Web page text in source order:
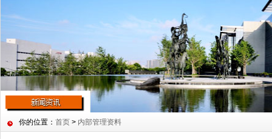
你的位置： 首页 > 内部管理资料